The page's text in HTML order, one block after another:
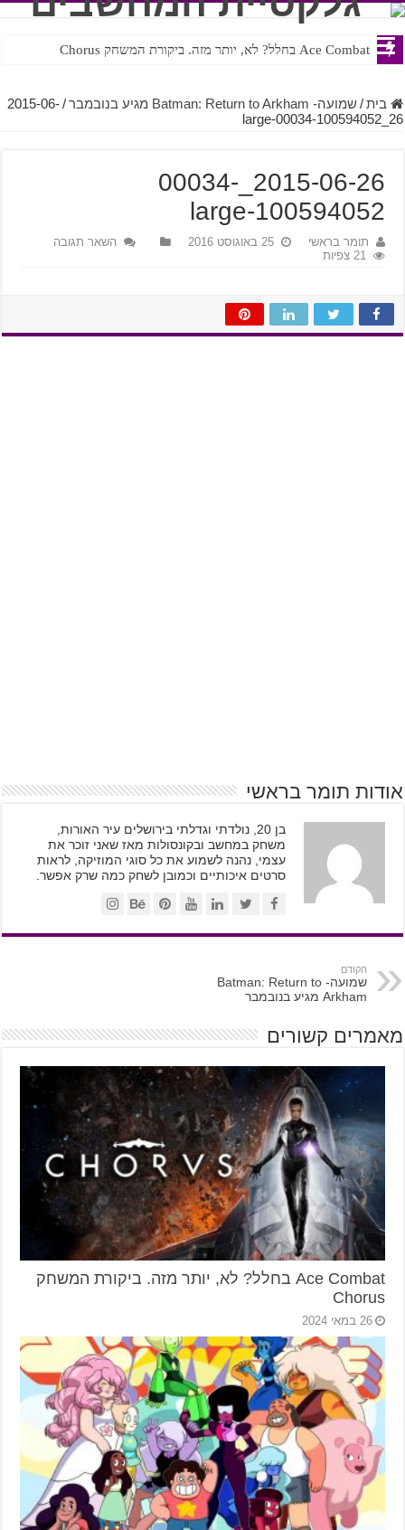
Ace Combat בחלל? לא, יותר מזה. ביקורת המשחק Chorus
Steven Universe והשירים שתורגמו בצורה נוראית לעברית
בית / שמועה- Batman: Return to Arkham מגיע בנובמבר /
2015-06-
26_00034-100594052-large
2015-06-26_00034-
100594052-large
תומר בראשי 25 באוגוסט 2016
השאר תגובה
21 צפיות
אודות תומר בראשי
בן 20, נולדתי וגדלתי בירושלים עיר האורות,
משחק במחשב ובקונסולות מאז שאני זוכר את
עצמי, נהנה לשמוע את כל סוגי המוזיקה, לראות
סרטים איכותיים וכמובן לשחק כמה שרק אפשר.
הקודם
שמועה- Batman: Return to
Arkham מגיע בנובמבר
מאמרים קשורים
Ace Combat בחלל? לא, יותר מזה. ביקורת המשחק
Chorus
26 במאי 2024